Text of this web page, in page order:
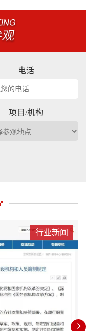
电话
项目/机构
行业新闻